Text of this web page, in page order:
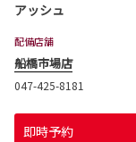
アッシュ
配備店舗
船橋市場店
047-425-8181
即時予約